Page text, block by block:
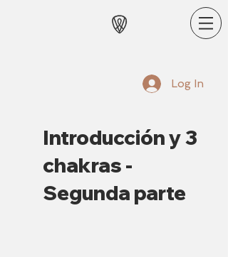
Log In
Introducción y 3
chakras -
Segunda parte